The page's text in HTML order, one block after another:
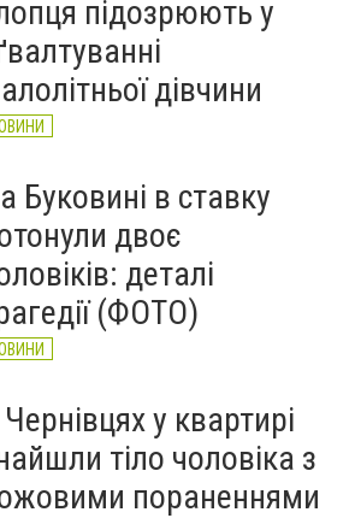
максимум
НОВИНИ
підозрюють у
дівчини
Буковині в ставку
двоє
деталі
(ФОТО)
у квартирі
тіло чоловіка з
пораненнями